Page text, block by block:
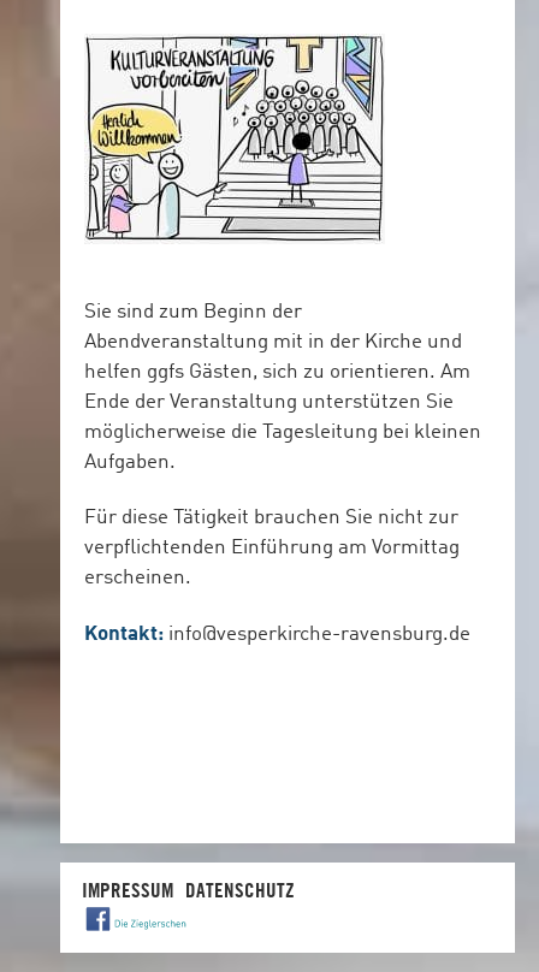
Sie sind zum Beginn der
Abendveranstaltung mit in der Kirche und
helfen ggfs Gästen, sich zu orientieren. Am
Ende der Veranstaltung unterstützen Sie
möglicherweise die Tagesleitung bei kleinen
Aufgaben.
Für diese Tätigkeit brauchen Sie nicht zur
verpflichtenden Einführung am Vormittag
erscheinen.
Kontakt: info@vesperkirche-ravensburg.de
IMPRESSUM DATENSCHUTZ